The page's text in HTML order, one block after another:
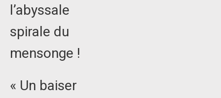
l’abyssale
spirale du
mensonge !
« Un baiser